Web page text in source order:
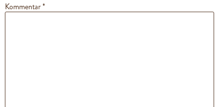
Kommentar*